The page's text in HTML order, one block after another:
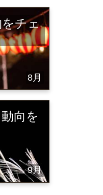
チェ
8月
向を
9月